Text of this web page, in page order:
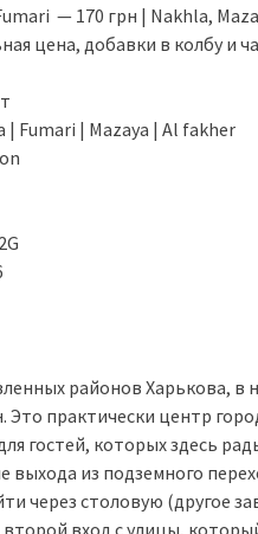
— 170 грн | Nakhla,
цена, добавки в колбу и
Fumari | Mazaya | Al fakher
районов Харькова, в
Это практически центр
гостей, которых здесь
выхода из подземного
через столовую (другое
вход с улицы,